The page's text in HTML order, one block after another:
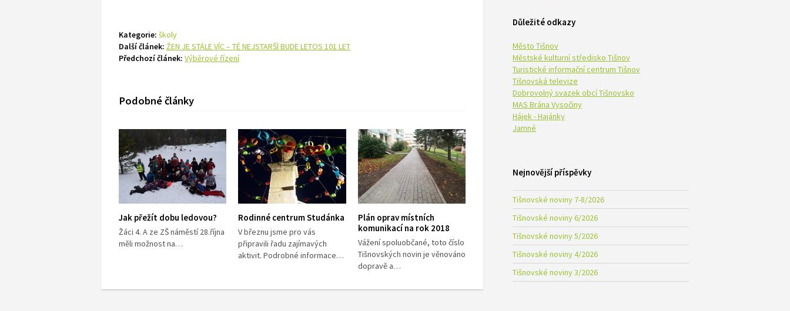
Kategorie: školy
Další článek: ŽEN JE STÁLE VÍC – TÉ NEJSTARŠÍ BUDE LETOS 101 LET
Předchozí článek: Výběrové řízení
Podobné články
Jak přežít dobu ledovou?
Žáci 4. A ze ZŠ náměstí 28.října
měli možnost na…
Rodinné centrum Studánka
V březnu jsme pro vás
připravili řadu zajímavých
aktivit. Podrobné informace…
Plán oprav místních
komunikací na rok 2018
Vážení spoluobčané, toto číslo
Tišnovských novin je věnováno
dopravě a…
Důležité odkazy
Město Tišnov
Městské kulturní středisko Tišnov
Turistické informační centrum Tišnov
Tišnovská televize
Dobrovolný svazek obcí Tišnovsko
MAS Brána Vysočiny
Hájek - Hajánky
Jamné
Nejnovější příspěvky
Tišnovské noviny 7-8/2026
Tišnovské noviny 6/2026
Tišnovské noviny 5/2026
Tišnovské noviny 4/2026
Tišnovské noviny 3/2026